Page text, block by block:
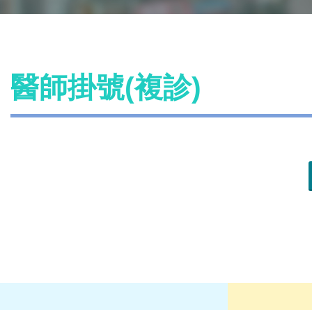
醫師掛號(複診)